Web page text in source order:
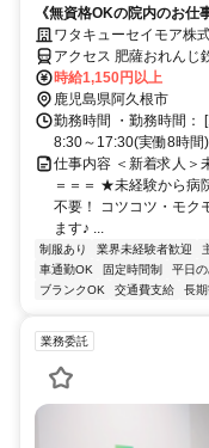
《無資格OKの院内のお
験OK／車通勤OK／育児
ワタキューセイモア株
アクセス 肥薩おれんじ
「阿久根駅」徒歩10分
時給1,150円以上
鹿児島県阿久根市
勤務時間 ・勤務時間：
8:30～17:30(実働8時間
仕事内容 ＜新着求人＞
＝＝＝ ★未経験から病
不要！ コツコツ・モク
ます♪ ...
制服あり 業界未経験者歓迎
車通勤OK
固定時間制 平日
ブランクOK
交通費支給 長
業務委託